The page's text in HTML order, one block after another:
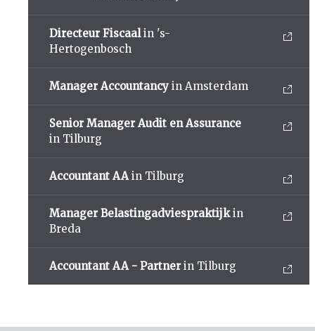
Directeur Fiscaalin 's-
Hertogenbosch
Manager Accountancy in Amsterdam
Senior Manager Audit en Assurance
in Tilburg
Accountant AAin Tilburg
Manager Belastingadviespraktijkin
Breda
Accountant AA - Partner in Tilburg